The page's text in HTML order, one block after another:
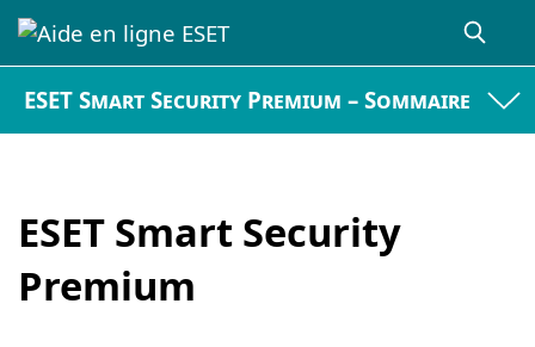
ESET Smart Security Premium – Sommaire
ESET Smart Security
Premium